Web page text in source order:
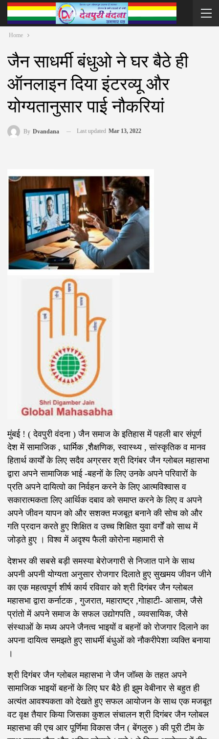
Home
जैन साधर्मी बंधुओ ने घर बैठे ही
ऑनलाइन दिया इंटरव्यू और
योग्यतानुसार पाई नौकरियां
By Dvandana Last updated Mar 13, 2022
मुंबई ! ( देवपुरी वंदना ) जैन समाज के इतिहास में पहली बार संपूर्ण
देश में सामाजिक , धार्मिक ,शैक्षणिक, स्वास्थ्य , सांस्कृतिक व मानव
हितार्थ कार्यों के लिए सदैव अग्रसर श्री दिगंबर जैन ग्लोबल महासभा
द्वारा अपने सामाजिक भाई -बहनों के लिए उनके अपने परिवारों के
प्रति अपने दायित्वो का निर्वहन करने के लिए आत्मविश्वास व
सकारात्मकता लिए आर्थिक दबाव को समाप्त करने के लिए व अपने
अपने जीवन यापन को और सशक्त मजबूत बनाने की सोच को और
गति प्रदान करते हुए शिक्षित व उच्च शिक्षित युवा वर्गों को साथ में
जोड़ते हुए । विश्व में अदृश्य फैली कोरोना महामारी से
देशभर की सबसे बड़ी समस्या बेरोजगारी से निजात पाने के साथ
अपनी अपनी योग्यता अनुसार रोजगार दिलाते हुए सुखमय जीवन जीने
का एक महत्वपूर्ण शीर्ष कार्य रविवार को श्री दिगंबर जैन ग्लोबल
महासभा द्वारा कर्नाटक , गुजरात, महाराष्ट्र ,गोाहाटी- आसाम, जैसे
प्रांतो में अपने समाज के सफल उद्योगपति , व्यवसायिक, जैसे
संस्थाओं के मध्य अपने जैनत्व भाइयों व बहनों‌ को रोजगार दिलाने का
अपना दायित्व समझते हुए साधर्मी बंधुओं को नौकरीपेशा व्यक्ति बनाया
।
श्री दिगंबर जैन ग्लोबल महासभा ने जैन जॉब्स के तहत अपने
सामाजिक भाइयों बहनों के लिए घर बैठे ही झुम वेबीनार से बहुत ही
अत्यंत आवश्यकता को देखते हुए सफल आयोजन के साथ एक मजबूत
वट वृक्ष तैयार किया जिसका कुशल संचालन श्री दिगंबर जैन ग्लोबल
महासभा की एच आर पूर्णिमा विकास जैन ( बेंगलुरु ) की पूरी टीम के